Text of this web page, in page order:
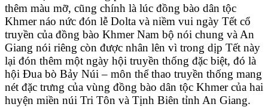
thêm màu mỡ, cũng chính là lúc đồng bào dân tộc
Khmer náo nức đón lễ Dolta và niềm vui ngày Tết cổ
truyền của đồng bào Khmer Nam bộ nói chung và An
Giang nói riêng còn được nhân lên vì trong dịp Tết này
lại đón thêm một ngày hội truyền thống đặc biệt, đó là
hội Đua bò Bảy Núi – môn thể thao truyền thống mang
nét đặc trưng của vùng đồng bào dân tộc Khmer của hai
huyện miền núi Tri Tôn và Tịnh Biên tỉnh An Giang.